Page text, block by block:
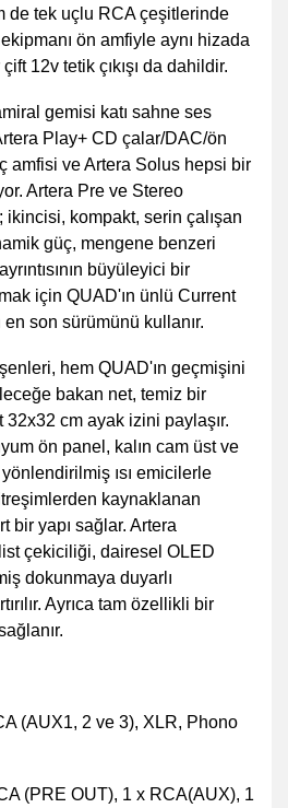
de tek uçlu RCA çeşitlerinde
ekipmanı ön amfiyle aynı hizada
12v tetik çıkışı da dahildir.
gemisi katı sahne ses
Play+ CD çalar/DAC/ön
amfisi ve Artera Solus hepsi bir
Artera Pre ve Stereo
ikincisi, kompakt, serin çalışan
güç, mengene benzeri
büyüleyici bir
için QUAD'ın ünlü Current
son sürümünü kullanır.
hem QUAD'ın geçmişini
bakan net, temiz bir
32x32 cm ayak izini paylaşır.
ön panel, kalın cam üst ve
ısı emicilerle
kaynaklanan
bir yapı sağlar. Artera
çekiciliği, dairesel OLED
dokunmaya duyarlı
Ayrıca tam özellikli bir
(AUX1, 2 ve 3), XLR, Phono
(PRE OUT), 1 x RCA(AUX), 1